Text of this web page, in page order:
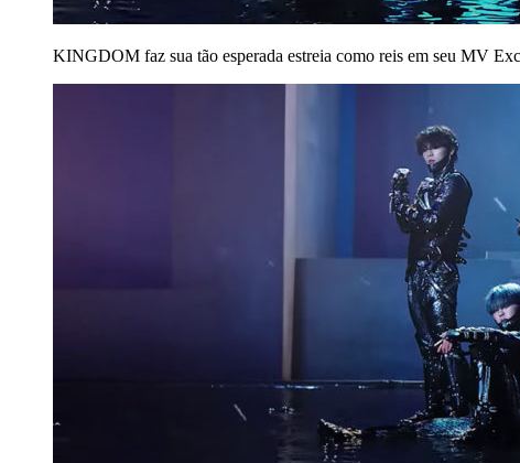
KINGDOM faz sua tão esperada estreia como reis em seu MV